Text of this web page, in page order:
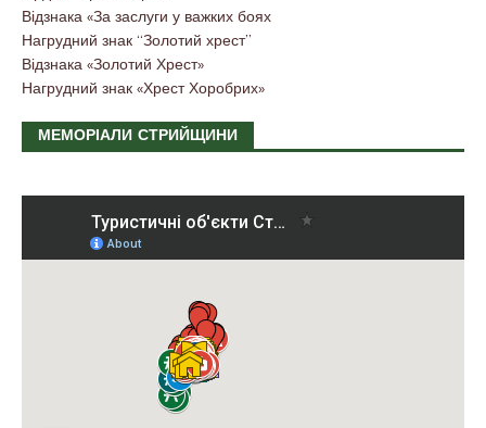
Відзнака «За заслуги у важких боях
Нагрудний знак “Золотий хрест”
Відзнака «Золотий Хрест»
Нагрудний знак «Хрест Хоробрих»
МЕМОРІАЛИ СТРИЙЩИНИ